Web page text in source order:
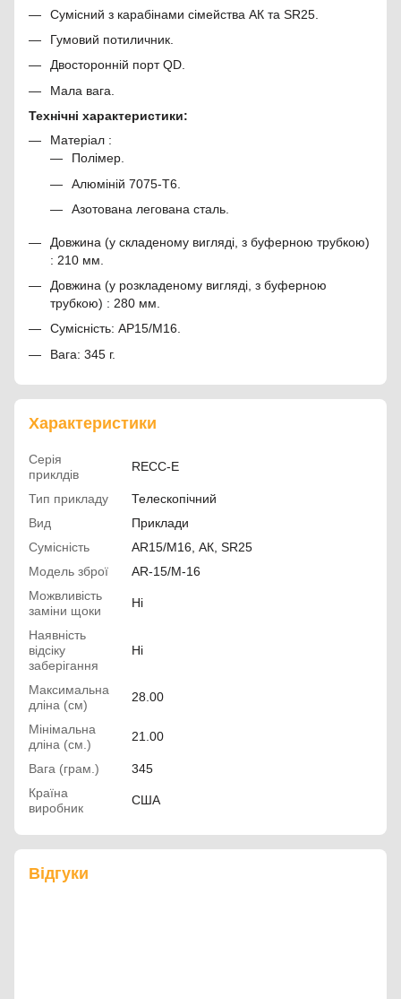
Сумісний з карабінами сімейства АК та SR25.
Гумовий потиличник.
Двосторонній порт QD.
Мала вага.
Технічні характеристики:
Матеріал :
Полімер.
Алюміній 7075-T6.
Азотована легована сталь.
Довжина (у складеному вигляді, з буферною трубкою)
: 210 мм.
Довжина (у розкладеному вигляді, з буферною
трубкою) : 280 мм.
Сумісність: АР15/М16.
Вага: 345 г.
Характеристики
Серія
приклдів
RECC-E
Тип прикладу
Телескопічний
Вид
Приклади
Сумісність
AR15/M16, АК, SR25
Модель зброї
AR-15/M-16
Можвливість
заміни щоки
Ні
Наявність
відсіку
заберігання
Ні
Максимальна
дліна (см)
28.00
Мінімальна
дліна (см.)
21.00
Вага (грам.)
345
Країна
виробник
США
Відгуки